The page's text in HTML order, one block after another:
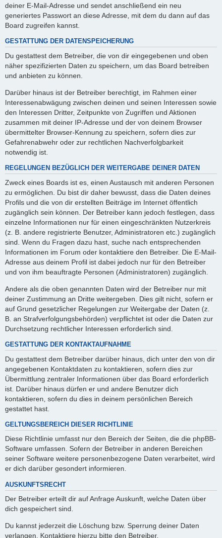
deiner E-Mail-Adresse und sendet anschließend ein neu
generiertes Passwort an diese Adresse, mit dem du dann auf das
Board zugreifen kannst.
GESTATTUNG DER DATENSPEICHERUNG
Du gestattest dem Betreiber, die von dir eingegebenen und oben
näher spezifizierten Daten zu speichern, um das Board betreiben
und anbieten zu können.
Darüber hinaus ist der Betreiber berechtigt, im Rahmen einer
Interessenabwägung zwischen deinen und seinen Interessen sowie
den Interessen Dritter, Zeitpunkte von Zugriffen und Aktionen
zusammen mit deiner IP-Adresse und der von deinem Browser
übermittelter Browser-Kennung zu speichern, sofern dies zur
Gefahrenabwehr oder zur rechtlichen Nachverfolgbarkeit
notwendig ist.
REGELUNGEN BEZÜGLICH DER WEITERGABE DEINER DATEN
Zweck eines Boards ist es, einen Austausch mit anderen Personen
zu ermöglichen. Du bist dir daher bewusst, dass die Daten deines
Profils und die von dir erstellten Beiträge im Internet öffentlich
zugänglich sein können. Der Betreiber kann jedoch festlegen, dass
einzelne Informationen nur für einen eingeschränkten Nutzerkreis
(z. B. andere registrierte Benutzer, Administratoren etc.) zugänglich
sind. Wenn du Fragen dazu hast, suche nach entsprechenden
Informationen im Forum oder kontaktiere den Betreiber. Die E-Mail-
Adresse aus deinem Profil ist dabei jedoch nur für den Betreiber
und von ihm beauftragte Personen (Administratoren) zugänglich.
Andere als die oben genannten Daten wird der Betreiber nur mit
deiner Zustimmung an Dritte weitergeben. Dies gilt nicht, sofern er
auf Grund gesetzlicher Regelungen zur Weitergabe der Daten (z.
B. an Strafverfolgungsbehörden) verpflichtet ist oder die Daten zur
Durchsetzung rechtlicher Interessen erforderlich sind.
GESTATTUNG DER KONTAKTAUFNAHME
Du gestattest dem Betreiber darüber hinaus, dich unter den von dir
angegebenen Kontaktdaten zu kontaktieren, sofern dies zur
Übermittlung zentraler Informationen über das Board erforderlich
ist. Darüber hinaus dürfen er und andere Benutzer dich
kontaktieren, sofern du dies in deinem persönlichen Bereich
gestattet hast.
GELTUNGSBEREICH DIESER RICHTLINIE
Diese Richtlinie umfasst nur den Bereich der Seiten, die die phpBB-
Software umfassen. Sofern der Betreiber in anderen Bereichen
seiner Software weitere personenbezogene Daten verarbeitet, wird
er dich darüber gesondert informieren.
AUSKUNFTSRECHT
Der Betreiber erteilt dir auf Anfrage Auskunft, welche Daten über
dich gespeichert sind.
Du kannst jederzeit die Löschung bzw. Sperrung deiner Daten
verlangen. Kontaktiere hierzu bitte den Betreiber.